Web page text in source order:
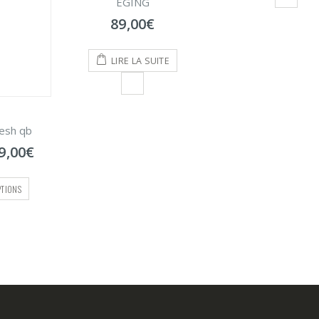
49,00